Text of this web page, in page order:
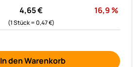
4,65€
(1 Stück =0,47€)
16,9 %
In den Warenkorb